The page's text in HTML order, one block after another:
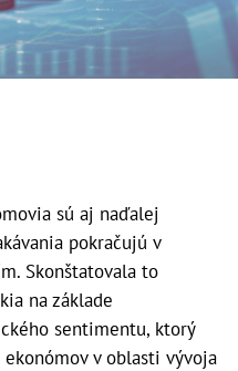
sú aj naďalej
pokračujú v
Skonštatovala to
na základe
sentimentu, ktorý
v oblasti vývoja